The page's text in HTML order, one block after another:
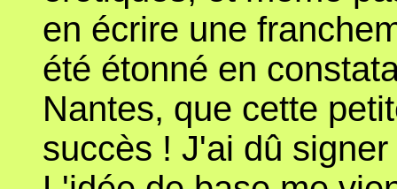
en écrire une
été étonné en
Nantes, que cette
succès ! J'ai dû